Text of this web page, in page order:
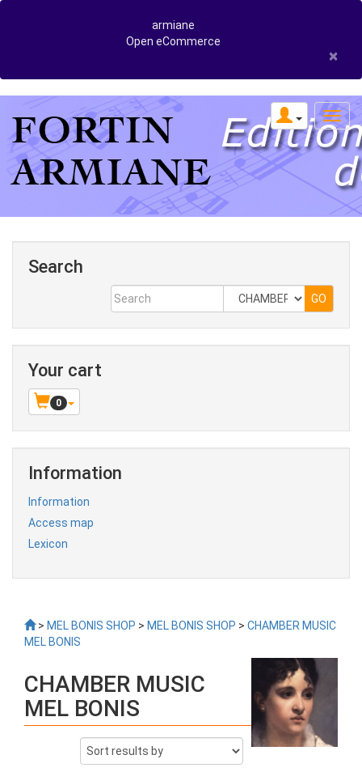
armiane
Open eCommerce
×
Search
Your cart
0
Information
Information
Access map
Lexicon
> MEL BONIS SHOP > MEL BONIS SHOP > CHAMBER MUSIC
MEL BONIS
CHAMBER MUSIC
MEL BONIS